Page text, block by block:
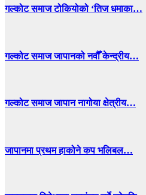
गल्कोट समाज टोकियोको ‘तिज धमाका…
गल्कोट समाज जापानको नवौँ केन्द्रीय…
गल्कोट समाज जापान नागोया क्षेत्रीय…
जापानमा प्रथम हाकोने कप भलिबल…